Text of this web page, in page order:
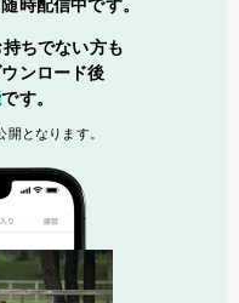
時配信中です。
ちでない方も
ンロード後
です。
となります。